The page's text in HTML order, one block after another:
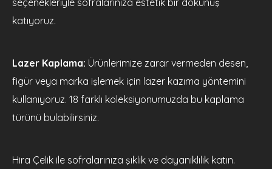
seçenekleriyle sofralarınıza estetik bir dokunuş
katıyoruz.
Lazer Kaplama: Ürünlerimize zarar vermeden desen,
figür veya marka işlemek için lazer kazıma yöntemini
kullanıyoruz. 18 farklı koleksiyonumuzda bu kaplama
türünü bulabilirsiniz.
Hira Çelik ile sofralarınıza şıklık ve dayanıklılık katın.